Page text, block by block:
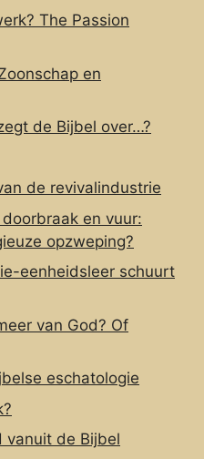
The Passion
en
de Bijbel over…?
de revivalindustrie
en vuur:
opzweping?
eenheidsleer schuurt
van God? Of
eschatologie
vanuit de Bijbel